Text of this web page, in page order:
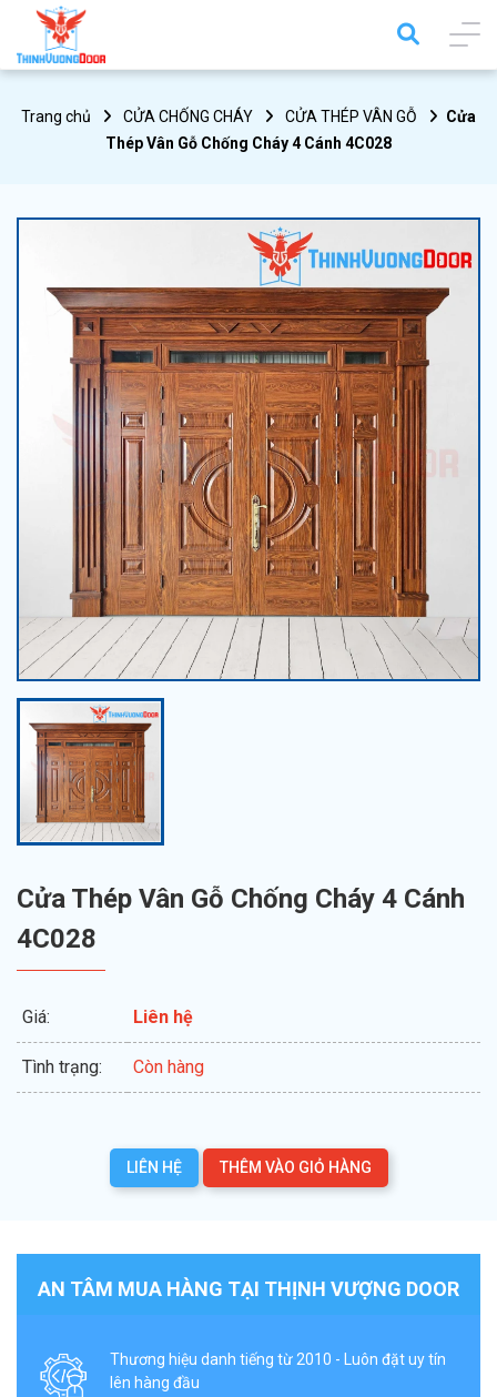
Trang chủ CỬA CHỐNG CHÁY CỬA THÉP VÂN GỖ
Cửa
Thép Vân Gỗ Chống Cháy 4 Cánh 4C028
Cửa Thép Vân Gỗ Chống Cháy 4 Cánh
4C028
Giá: Liên hệ
Tình trạng: Còn hàng
LIÊN HỆ THÊM VÀO GIỎ HÀNG
AN TÂM MUA HÀNG TẠI THỊNH VƯỢNG DOOR
Thương hiệu danh tiếng từ 2010 - Luôn đặt uy tín
lên hàng đầu